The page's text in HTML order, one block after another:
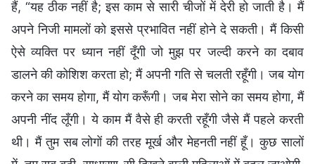
हैं, “यह ठीक नहीं है; इस काम से सारी चीजों में देरी हो जाती है। मैं
अपने निजी मामलों को इससे प्रभावित नहीं होने दे सकती। मैं किसी
ऐसे व्यक्ति पर ध्यान नहीं दूँगी जो मुझ पर जल्दी करने का दबाव
डालने की कोशिश करता हो; मैं अपनी गति से चलती रहूँगी। जब योग
करने का समय होगा, मैं योग करूँगी। जब मेरा सोने का समय होगा, मैं
अपनी नींद लूँगी। ये काम मैं वैसे ही करती रहूँगी जैसे मैं पहले करती
थी। मैं तुम सब लोगों की तरह मूर्ख और मेहनती नहीं हूँ। कुछ सालों